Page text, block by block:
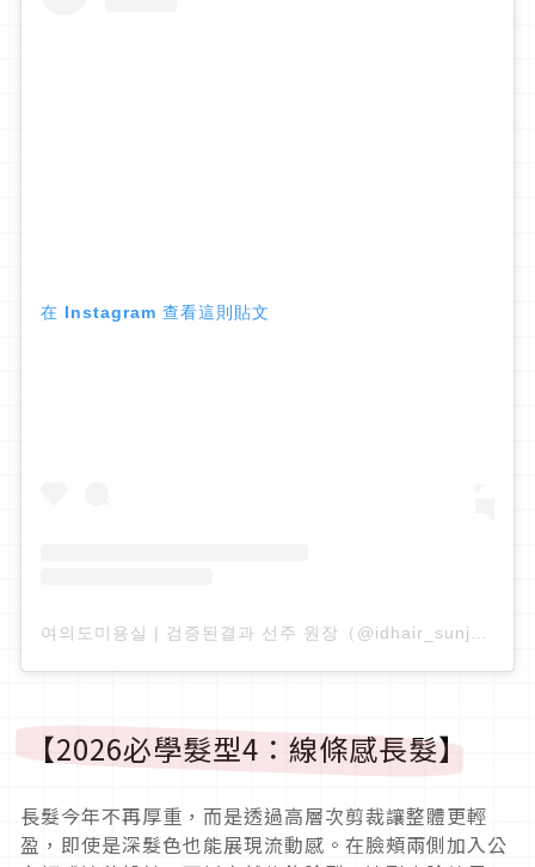
在 Instagram 查看這則貼文
【2026必學髮型4：線條感長髮】
長髮今年不再厚重，而是透過高層次剪裁讓整體更輕
盈，即使是深髮色也能展現流動感。在臉頰兩側加入公